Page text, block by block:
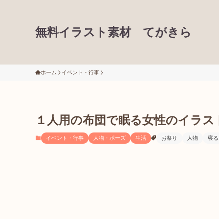
無料イラスト素材 てがきら
ホーム イベント・行事
１人用の布団で眠る女性のイラス
イベント・行事 人物・ポーズ 生活 お祭り 人物 寝